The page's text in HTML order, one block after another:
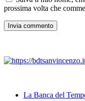
prossima volta che
La Banca del